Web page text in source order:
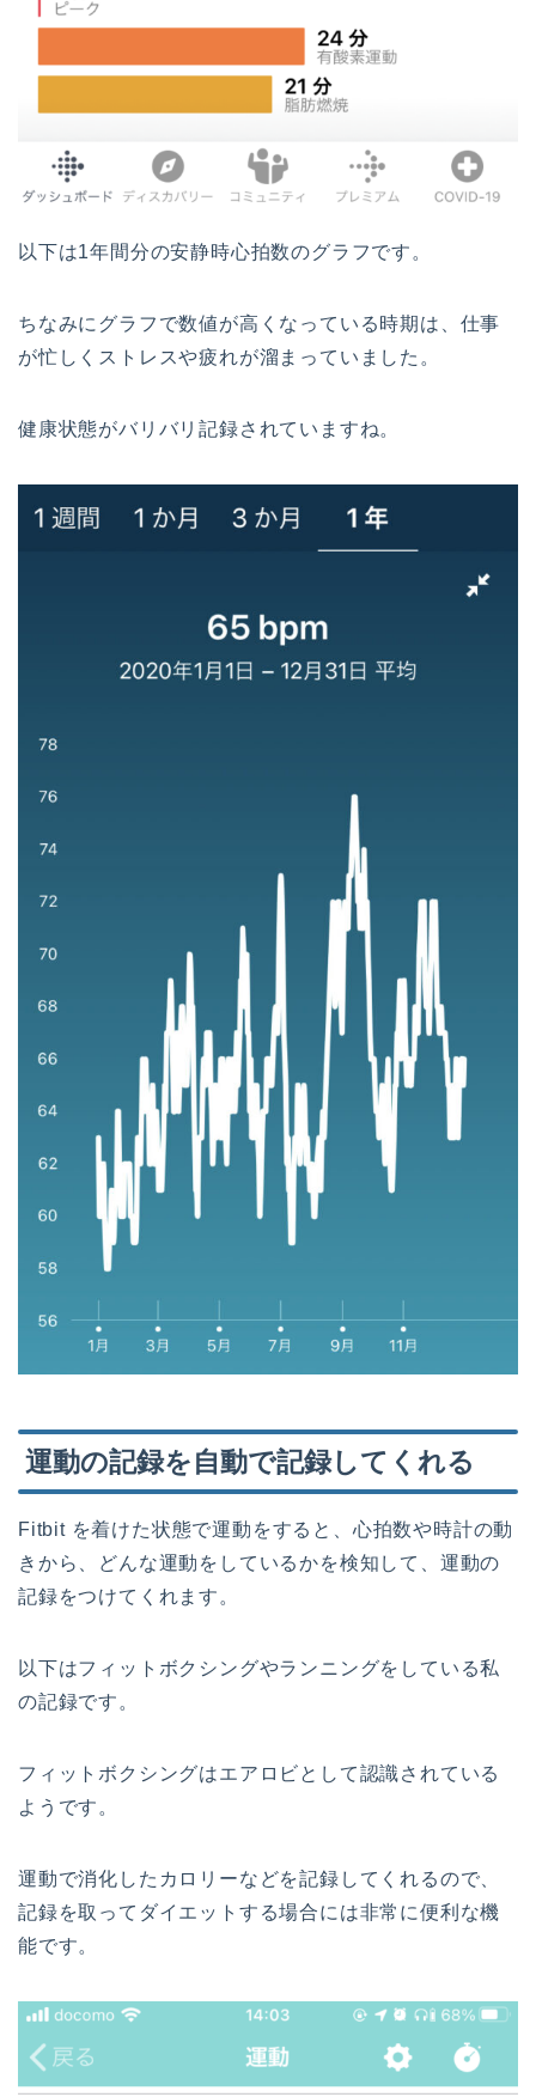
以下は1年間分の安静時心拍数のグラフです。
ちなみにグラフで数値が高くなっている時期は、仕事
が忙しくストレスや疲れが溜まっていました。
健康状態がバリバリ記録されていますね。
運動の記録を自動で記録してくれる
Fitbit を着けた状態で運動をすると、心拍数や時計の動
きから、どんな運動をしているかを検知して、運動の
記録をつけてくれます。
以下はフィットボクシングやランニングをしている私
の記録です。
フィットボクシングはエアロビとして認識されている
ようです。
運動で消化したカロリーなどを記録してくれるので、
記録を取ってダイエットする場合には非常に便利な機
能です。